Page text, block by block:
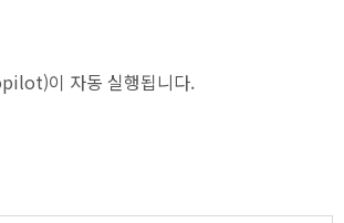
이 자동 실행됩니다.